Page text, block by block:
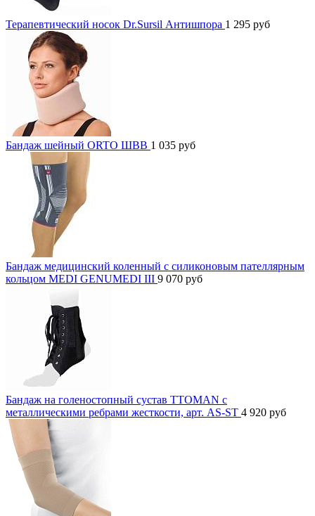
Терапевтический носок Dr.Sursil Антишпора 1 295 руб
Бандаж шейный ORTO ШВВ 1 035 руб
Бандаж медицинский коленный с силиконовым пателлярным
кольцом MEDI GENUMEDI III 9 070 руб
Бандаж на голеностопный сустав TTOMAN с
металлическими ребрами жесткости, арт. AS-ST 4 920 руб